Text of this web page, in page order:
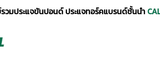
รวมประแจขันปอนด์ ประแจทอร์คแบรนด์ชั้นนำ